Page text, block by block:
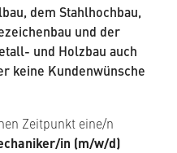
dem Stahlhochbau,
und der
und Holzbau auch
keine Kundenwünsche
Zeitpunkt eine/n
in (m/w/d)